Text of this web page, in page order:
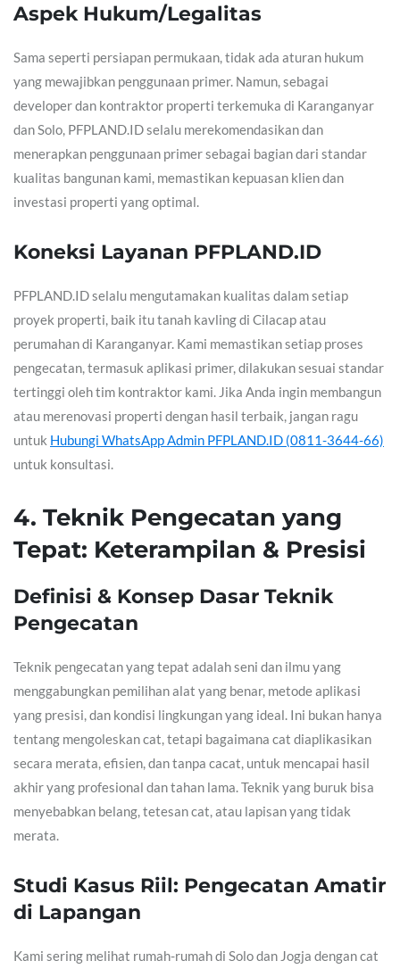
Aspek Hukum/Legalitas
Sama seperti persiapan permukaan, tidak ada aturan hukum
yang mewajibkan penggunaan primer. Namun, sebagai
developer dan kontraktor properti terkemuka di Karanganyar
dan Solo, PFPLAND.ID selalu merekomendasikan dan
menerapkan penggunaan primer sebagai bagian dari standar
kualitas bangunan kami, memastikan kepuasan klien dan
investasi properti yang optimal.
Koneksi Layanan PFPLAND.ID
PFPLAND.ID selalu mengutamakan kualitas dalam setiap
proyek properti, baik itu tanah kavling di Cilacap atau
perumahan di Karanganyar. Kami memastikan setiap proses
pengecatan, termasuk aplikasi primer, dilakukan sesuai standar
tertinggi oleh tim kontraktor kami. Jika Anda ingin membangun
atau merenovasi properti dengan hasil terbaik, jangan ragu
untuk Hubungi WhatsApp Admin PFPLAND.ID (0811-3644-66)
untuk konsultasi.
4. Teknik Pengecatan yang
Tepat: Keterampilan & Presisi
Definisi & Konsep Dasar Teknik
Pengecatan
Teknik pengecatan yang tepat adalah seni dan ilmu yang
menggabungkan pemilihan alat yang benar, metode aplikasi
yang presisi, dan kondisi lingkungan yang ideal. Ini bukan hanya
tentang mengoleskan cat, tetapi bagaimana cat diaplikasikan
secara merata, efisien, dan tanpa cacat, untuk mencapai hasil
akhir yang profesional dan tahan lama. Teknik yang buruk bisa
menyebabkan belang, tetesan cat, atau lapisan yang tidak
merata.
Studi Kasus Riil: Pengecatan Amatir
di Lapangan
Kami sering melihat rumah-rumah di Solo dan Jogja dengan cat